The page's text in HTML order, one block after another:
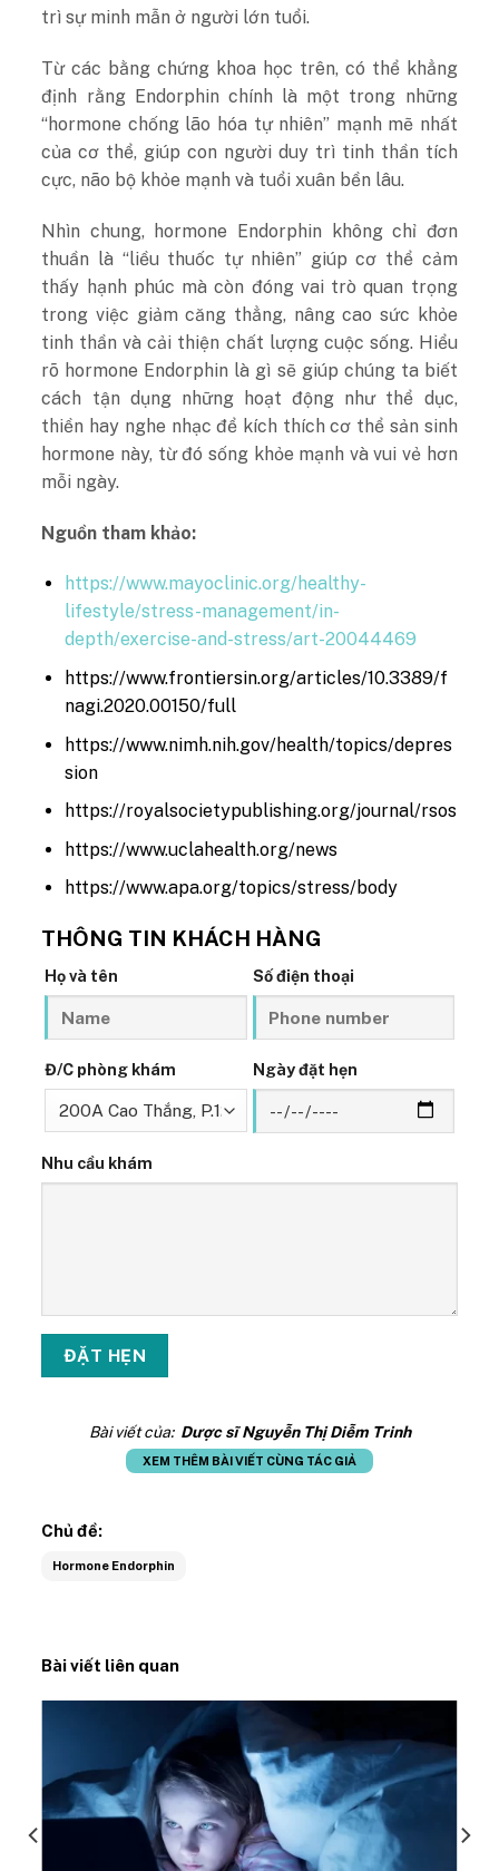
trì sự minh mẫn ở người lớn tuổi.
Từ các bằng chứng khoa học trên, có thể khẳng
định rằng Endorphin chính là một trong những
“hormone chống lão hóa tự nhiên” mạnh mẽ nhất
của cơ thể, giúp con người duy trì tinh thần tích
cực, não bộ khỏe mạnh và tuổi xuân bền lâu.
Nhìn chung, hormone Endorphin không chỉ đơn
thuần là “liều thuốc tự nhiên” giúp cơ thể cảm
thấy hạnh phúc mà còn đóng vai trò quan trọng
trong việc giảm căng thẳng, nâng cao sức khỏe
tinh thần và cải thiện chất lượng cuộc sống. Hiểu
rõ hormone Endorphin là gì sẽ giúp chúng ta biết
cách tận dụng những hoạt động như thể dục,
thiền hay nghe nhạc để kích thích cơ thể sản sinh
hormone này, từ đó sống khỏe mạnh và vui vẻ hơn
mỗi ngày.
Nguồn tham khảo:
https://www.mayoclinic.org/healthy-
lifestyle/stress-management/in-
depth/exercise-and-stress/art-20044469
https://www.frontiersin.org/articles/10.3389/f
nagi.2020.00150/full
https://www.nimh.nih.gov/health/topics/depres
sion
https://royalsocietypublishing.org/journal/rsos
https://www.uclahealth.org/news
https://www.apa.org/topics/stress/body
THÔNG TIN KHÁCH HÀNG
Họ và tên Số điện thoại
Đ/C phòng khám Ngày đặt hẹn
Nhu cầu khám
Bài viết của: Dược sĩ Nguyễn Thị Diễm Trinh
XEM THÊM BÀI VIẾT CÙNG TÁC GIẢ
Chủ đề:
Hormone Endorphin
Bài viết liên quan